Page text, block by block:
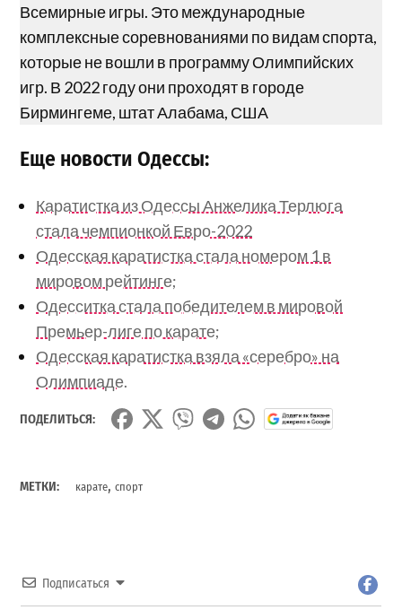
Всемирные игры. Это международные
комплексные соревнованиями по видам спорта,
которые не вошли в программу Олимпийских
игр. В 2022 году они проходят в городе
Бирмингеме, штат Алабама, США
Еще новости Одессы:
Каратистка из Одессы Анжелика Терлюга
стала чемпионкой Евро-2022
Одесская каратистка стала номером 1 в
мировом рейтинге;
Одесситка стала победителем в мировой
Премьер-лиге по карате;
Одесская каратистка взяла «серебро» на
Олимпиаде.
ПОДЕЛИТЬСЯ:
МЕТКИ: карате,спорт
Подписаться